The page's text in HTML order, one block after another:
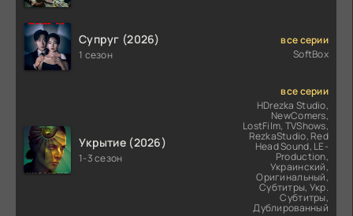
Супруг (2026)
1 сезон
все серии
SoftBox
Укрытие (2026)
1-3 сезон
все серии
HDrezka Studio,
NewComers,
LostFilm, TVShows,
RezkaStudio, Red
Head Sound, LE-
Production,
Украинский,
Оригинальный,
Субтитры, Укр.
Субтитры,
Дублированный